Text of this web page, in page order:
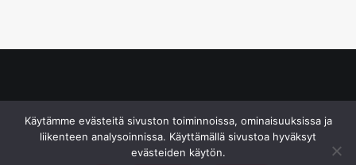
Käytämme evästeitä sivuston toiminnoissa, ominaisuuksissa ja
liikenteen analysoinnissa. Käyttämällä sivustoa hyväksyt
evästeiden käytön.